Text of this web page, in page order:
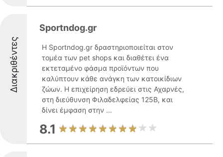
Διακριθέντες
Sportndog.gr
Η Sportndog.gr δραστηριοποιείται στον
τομέα των pet shops και διαθέτει ένα
εκτεταμένο φάσμα προϊόντων που
καλύπτουν κάθε ανάγκη των κατοικίδιων
ζώων. Η επιχείρηση εδρεύει στις Αχαρνές,
στη διεύθυνση Φιλαδελφείας 125Β, και
δίνει έμφαση στην ...
8.1